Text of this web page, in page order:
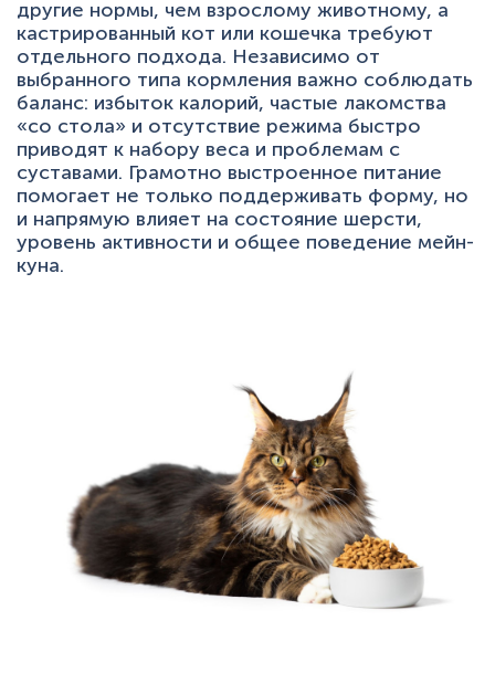
другие нормы, чем взрослому животному, а
кастрированный кот или кошечка требуют
отдельного подхода. Независимо от
выбранного типа кормления важно соблюдать
баланс: избыток калорий, частые лакомства
«со стола» и отсутствие режима быстро
приводят к набору веса и проблемам с
суставами. Грамотно выстроенное питание
помогает не только поддерживать форму, но
и напрямую влияет на состояние шерсти,
уровень активности и общее поведение мейн-
куна.